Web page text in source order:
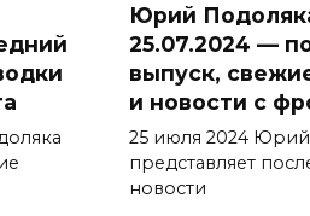
Юрий
25.07.2024 —
выпуск,
и новости с
25 июля 2024
представляет
новости